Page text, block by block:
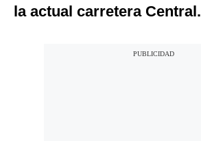
la actual carretera Central.